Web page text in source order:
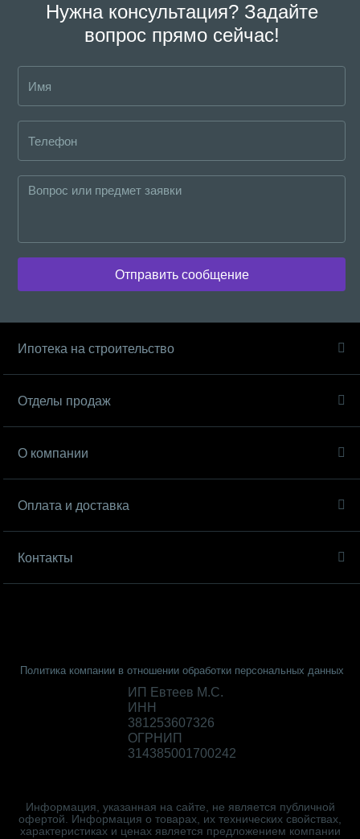
Нужна консультация? Задайте
вопрос прямо сейчас!
Отправить сообщение
Ипотека на строительство
Отделы продаж
О компании
Оплата и доставка
Контакты
Политика компании в отношении обработки персональных данных
ИП Евтеев М.С.
ИНН
381253607326
ОГРНИП
314385001700242
Информация, указанная на сайте, не является публичной
офертой. Информация о товарах, их технических свойствах,
характеристиках и ценах является предложением компании